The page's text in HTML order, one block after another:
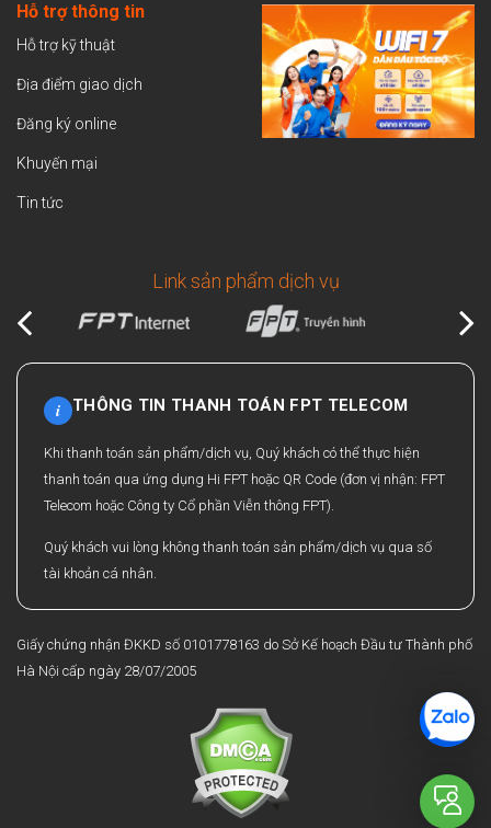
Hỗ trợ thông tin
Hỗ trợ kỹ thuật
Địa điểm giao dịch
Đăng ký online
Khuyến mại
Tin tức
Link sản phẩm dịch vụ
i THÔNG TIN THANH TOÁN FPT TELECOM
Khi thanh toán sản phẩm/dịch vụ, Quý khách có thể thực hiện
thanh toán qua ứng dụng Hi FPT hoặc QR Code (đơn vị nhận: FPT
Telecom hoặc Công ty Cổ phần Viễn thông FPT).
Quý khách vui lòng không thanh toán sản phẩm/dịch vụ qua số
tài khoản cá nhân.
Giấy chứng nhận ĐKKD số 0101778163 do Sở Kế hoạch Đầu tư Thành phố
Hà Nội cấp ngày 28/07/2005